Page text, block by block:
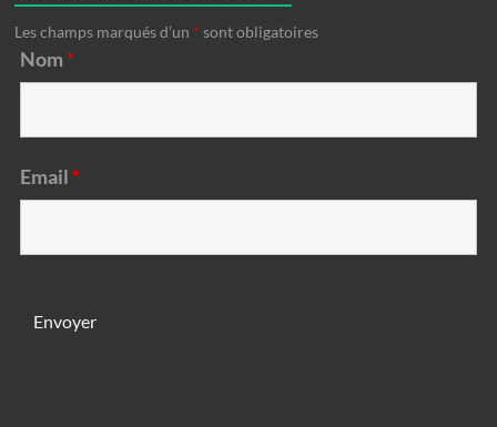
Les champs marqués d’un * sont obligatoires
Nom *
Email *